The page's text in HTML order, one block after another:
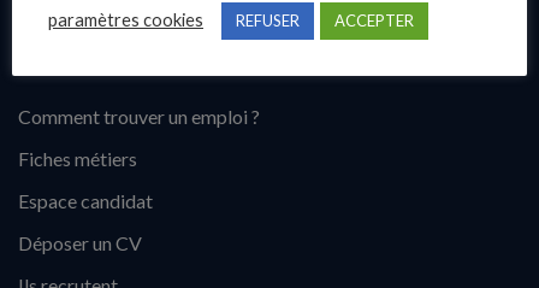
Comment trouver un emploi ?
Fiches métiers
Espace candidat
Déposer un CV
paramètres cookies REFUSER ACCEPTER